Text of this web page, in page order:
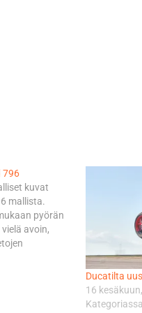
796
kuvat
mallista.
pyörän
avoin,
erittäin
Ducatilta
16